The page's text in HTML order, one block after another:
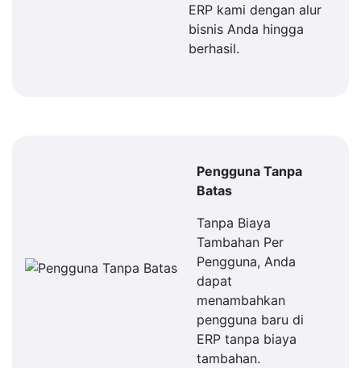
ERP kami dengan alur
bisnis Anda hingga
berhasil.
Pengguna Tanpa
Batas
Tanpa Biaya
Tambahan Per
Pengguna, Anda
dapat
menambahkan
pengguna baru di
ERP tanpa biaya
tambahan.